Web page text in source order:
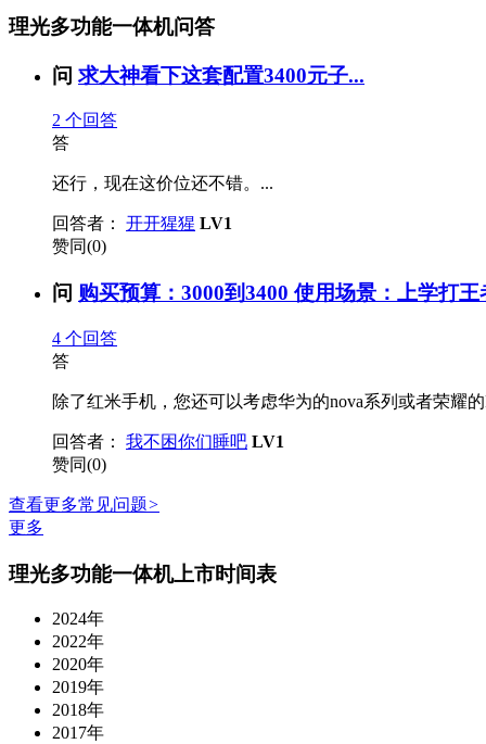
理光多功能一体机问答
问 求大神看下这套配置3400元子...
2 个回答
答
还行，现在这价位还不错。...
回答者： 开开猩猩 LV1
赞同(0)
问 购买预算：3000到3400 使用场景：上学打
4 个回答
答
除了红米手机，您还可以考虑华为的nova系列或者荣耀
回答者： 我不困你们睡吧 LV1
赞同(0)
查看更多常见问题>
更多
理光多功能一体机上市时间表
2024年
2022年
2020年
2019年
2018年
2017年